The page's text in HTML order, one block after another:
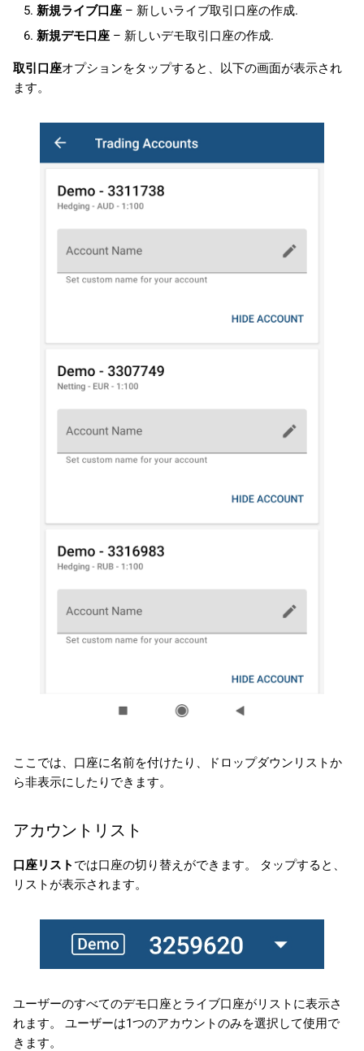
新規ライブ口座– 新しいライブ取引口座の作成.
新規デモ口座– 新しいデモ取引口座の作成.
取引口座オプションをタップすると、以下の画面が表示され
ます。
ここでは、口座に名前を付けたり、ドロップダウンリストか
ら非表示にしたりできます。
アカウントリスト
口座リスト では口座の切り替えができます。 タップすると、
リストが表示されます。
ユーザーのすべてのデモ口座とライブ口座がリストに表示さ
れます。 ユーザーは1つのアカウントのみを選択して使用で
きます。